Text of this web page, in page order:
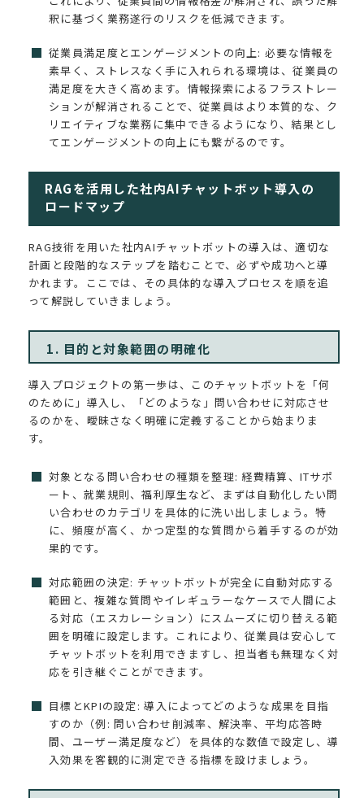
釈に基づく業務遂行のリスクを低減できます。
従業員満足度とエンゲージメントの向上: 必要な情報を
素早く、ストレスなく手に入れられる環境は、従業員の
満足度を大きく高めます。情報探索によるフラストレー
ションが解消されることで、従業員はより本質的な、ク
リエイティブな業務に集中できるようになり、結果とし
てエンゲージメントの向上にも繋がるのです。
RAGを活用した社内AIチャットボット導入の
ロードマップ
RAG技術を用いた社内AIチャットボットの導入は、適切な
計画と段階的なステップを踏むことで、必ずや成功へと導
かれます。ここでは、その具体的な導入プロセスを順を追
って解説していきましょう。
1. 目的と対象範囲の明確化
導入プロジェクトの第一歩は、このチャットボットを「何
のために」導入し、「どのような」問い合わせに対応させ
るのかを、曖昧さなく明確に定義することから始まりま
す。
対象となる問い合わせの種類を整理: 経費精算、ITサポ
ート、就業規則、福利厚生など、まずは自動化したい問
い合わせのカテゴリを具体的に洗い出しましょう。特
に、頻度が高く、かつ定型的な質問から着手するのが効
果的です。
対応範囲の決定: チャットボットが完全に自動対応する
範囲と、複雑な質問やイレギュラーなケースで人間によ
る対応（エスカレーション）にスムーズに切り替える範
囲を明確に設定します。これにより、従業員は安心して
チャットボットを利用できますし、担当者も無理なく対
応を引き継ぐことができます。
目標とKPIの設定: 導入によってどのような成果を目指
すのか（例: 問い合わせ削減率、解決率、平均応答時
間、ユーザー満足度など）を具体的な数値で設定し、導
入効果を客観的に測定できる指標を設けましょう。